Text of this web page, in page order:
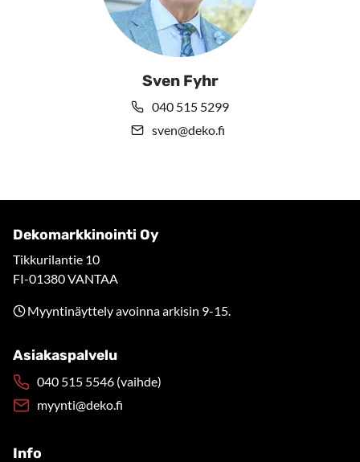
Sven Fyhr
040 515 5299
sven@deko.fi
Dekomarkkinointi Oy
Tikkurilantie 10
FI-01380 VANTAA
Myyntinäyttely avoinna arkisin 9-15.
Asiakaspalvelu
040 515 5546 (vaihde)
myynti@deko.fi
Info